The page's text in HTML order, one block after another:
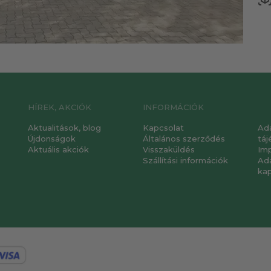
HÍREK, AKCIÓK
Aktualitások, blog
Újdonságok
Aktuális akciók
INFORMÁCIÓK
Kapcsolat
Általános szerződés
Visszaküldés
Szállítási információk